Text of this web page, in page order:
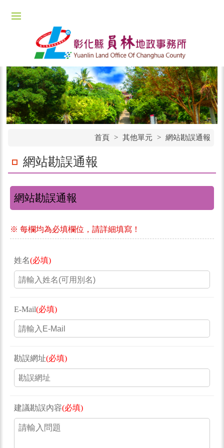
首頁 > 其他單元 > 網站勘誤通報
網站勘誤通報
網站勘誤通報
※ 每欄均為必填欄位，請詳細填寫！
姓名(必填)
E-Mail(必填)
勘誤網址(必填)
建議勘誤內容(必填)